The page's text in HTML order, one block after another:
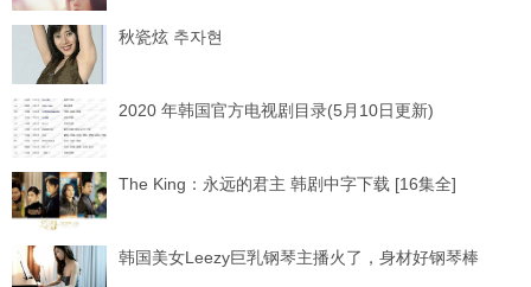
秋瓷炫 추자현
2020 年韩国官方电视剧目录(5月10日更新)
The King：永远的君主 韩剧中字下载 [16集全]
韩国美女Leezy巨乳钢琴主播火了，身材好钢琴棒